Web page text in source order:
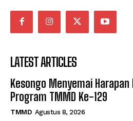
LATEST ARTICLES
Kesongo Menyemai
Program TMMD Ke-129
TMMD Agustus 8, 2026